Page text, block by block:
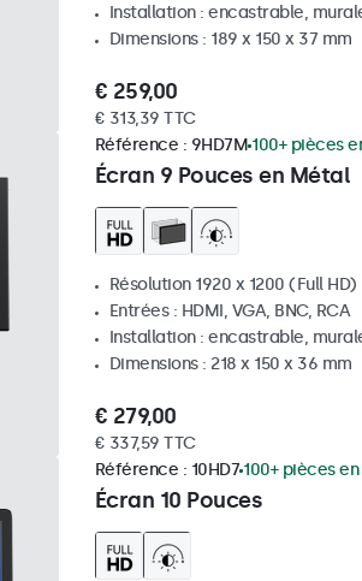
Installation : encastrable,
Dimensions : 189 x 150 x 37 mm
€ 259,00
€ 313,39 TTC
Écran 9 Pouces en Métal
Référence : 9HD7M 100+ pièces
Résolution 1920 x 1200 (Full HD)
Entrées : HDMI, VGA, BNC, RCA
Installation : encastrable,
Dimensions : 218 x 150 x 36 mm
€ 279,00
€ 337,59 TTC
Écran 10 Pouces
Référence : 10HD7 100+ pièces